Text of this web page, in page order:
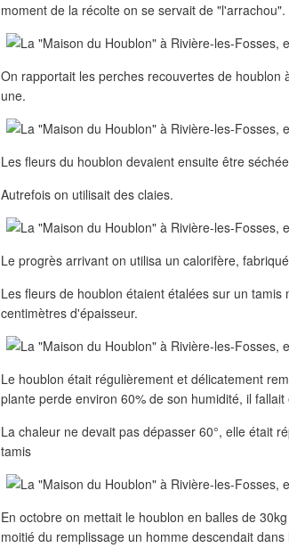
moment de la récolte on se servait de "l'arrachou".
On rapportait les perches recouvertes de
une.
Les fleurs du houblon devaient ensuite être
Autrefois on utilisait des claies.
Le progrès arrivant on utilisa un calorifère,
Les fleurs de houblon étaient étalées sur un
centimètres d'épaisseur.
Le houblon était régulièrement et délicatement
plante perde environ 60% de son humidité, il
La chaleur ne devait pas dépasser 60°, elle était
tamis
En octobre on mettait le houblon en balles de
moitié du remplissage un homme descendait